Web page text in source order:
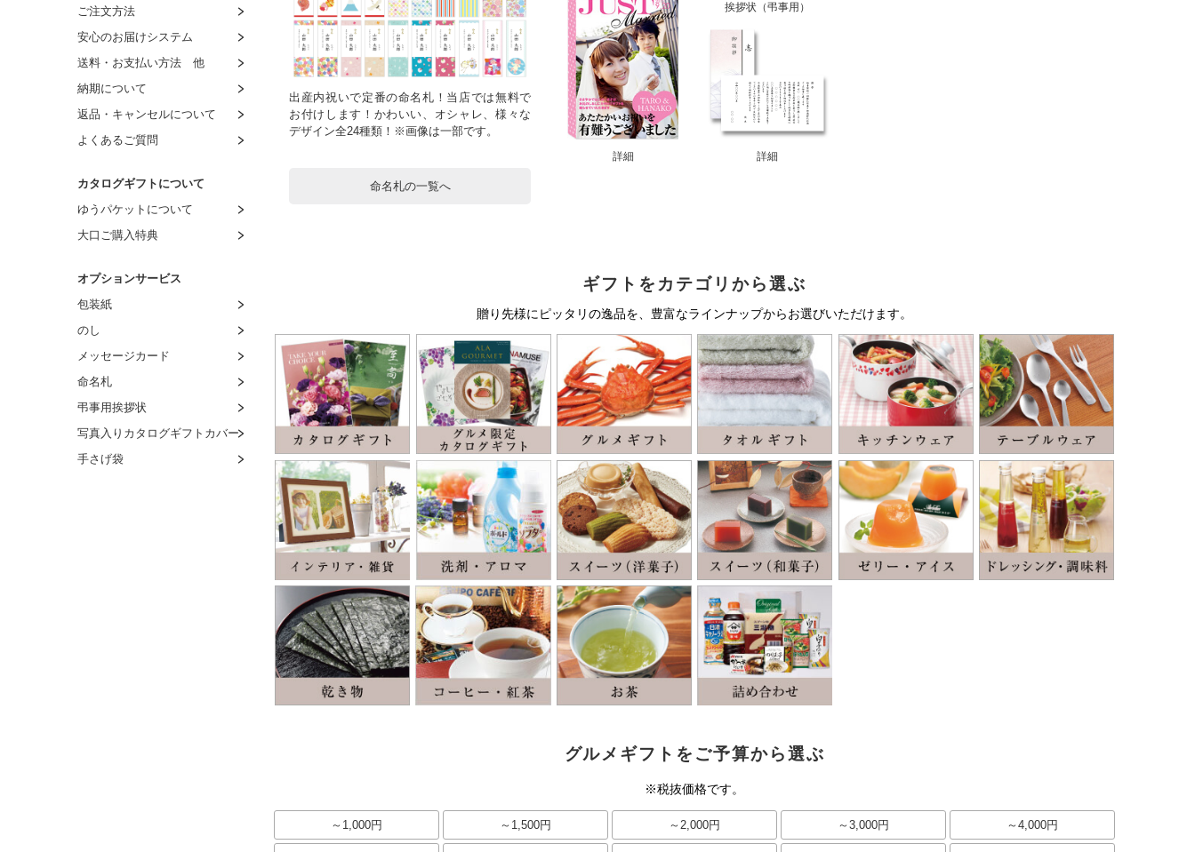
ご注文方法
安心のお届けシステム
送料・お支払い方法 他
納期について
返品・キャンセルについて
よくあるご質問
カタログギフトについて
ゆうパケットについて
大口ご購入特典
オプションサービス
包装紙
のし
メッセージカード
命名札
弔事用挨拶状
写真入りカタログギフトカバー
手さげ袋
出産内祝いで定番の命名札！当店では無料で
お付けします！かわいい、オシャレ、様々な
デザイン全24種類！※画像は一部です。
命名札の一覧へ
詳細
挨拶状（弔事用）
詳細
ギフトをカテゴリから選ぶ
贈り先様にピッタリの逸品を、豊富なラインナップからお選びいただけます。
グルメギフトをご予算から選ぶ
※税抜価格です。
～1,000円 ～1,500円 ～2,000円 ～3,000円 ～4,000円